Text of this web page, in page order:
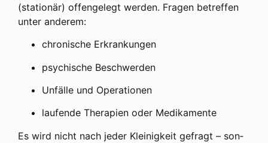
(sta­tio­när) offen­ge­legt wer­den. Fra­gen betref­fen
unter ande­rem:
chro­ni­sche Erkran­kun­gen
psy­chi­sche Beschwer­den
Unfäl­le und Ope­ra­tio­nen
lau­fen­de The­ra­pien oder Medi­ka­men­te
Es wird nicht nach jeder Klei­nig­keit gefragt – son­